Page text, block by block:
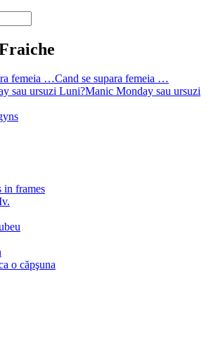
Cand se supara femeia …
Manic Monday sau ursuzi
in frames
o căpşuna